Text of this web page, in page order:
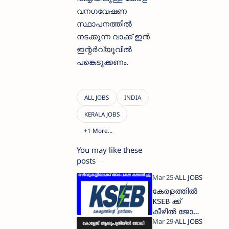
വനഗവേഷണ
സ്ഥാപനത്തില്‍
നടക്കുന്ന വാക്ക് ഇന്‍
ഇന്റര്‍വ്യൂവില്‍
പങ്കെടുക്കണം.
You may like these
posts
കേരളത്തില്‍
KSEB ക്ക്
കീഴില്‍ ജോലി
അവസരം